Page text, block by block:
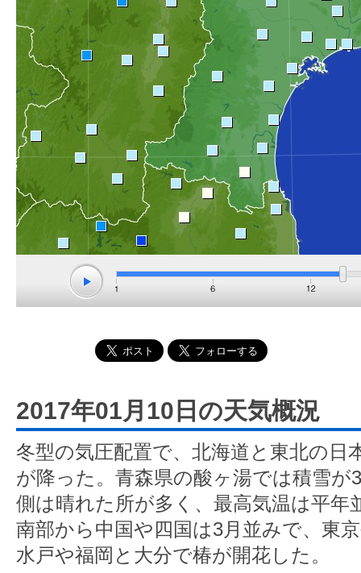
2017年01月10日の天気概況
冬型の気圧配置で、北海道と東北の日
が降った。青森県の酸ヶ湯では積雪が
側は晴れた所が多く、最高気温は平年
南部から中国や四国は3月並みで、東
水戸や福岡と大分で椿が開花した。